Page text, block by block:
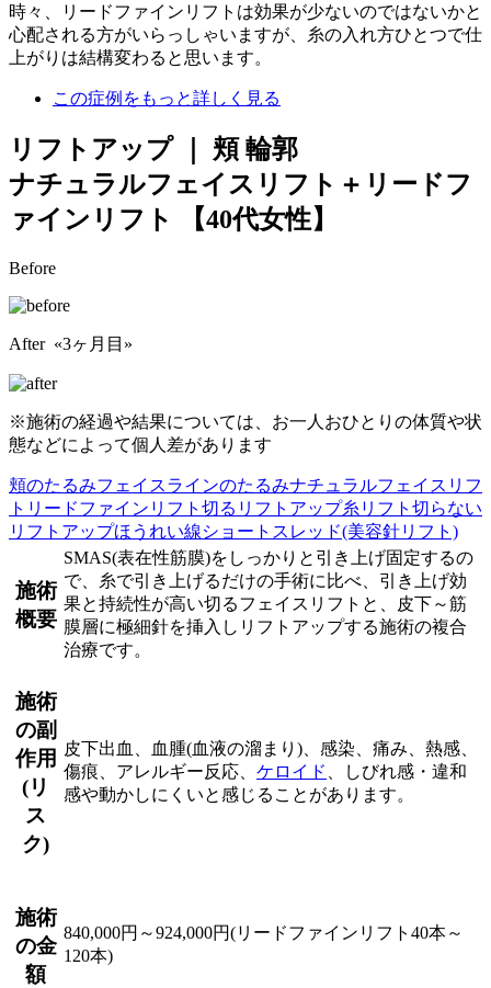
時々、リードファインリフトは効果が少ないのではないかと
心配される方がいらっしゃいますが、糸の入れ方ひとつで仕
上がりは結構変わると思います。
この症例をもっと詳しく見る
リフトアップ ｜ 頬 輪郭
ナチュラルフェイスリフト＋リードフ
ァインリフト
【40代女性】
Before
After «3ヶ月目»
※施術の経過や結果については、お一人おひとりの体質や状
態などによって個人差があります
頬のたるみフェイスラインのたるみナチュラルフェイスリフ
ト リードファインリフト 切るリフトアップ糸リフト 切らない
リフトアップほうれい線ショートスレッド(美容針リフト)
施術
概要
SMAS(表在性筋膜)をしっかりと引き上げ固定するの
で、糸で引き上げるだけの手術に比べ、引き上げ効
果と持続性が高い切るフェイスリフトと、皮下～筋
膜層に極細針を挿入しリフトアップする施術の複合
治療です。
施術
の副
作用
(リ
ス
ク)
皮下出血、血腫(血液の溜まり)、感染、痛み、熱感、
傷痕、アレルギー反応、 ケロイド
、しびれ感・違和
感や動かしにくいと感じることがあります。
施術
の金
額
840,000円～924,000円(リードファインリフト40本～
120本)